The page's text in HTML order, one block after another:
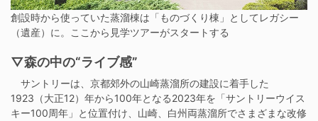
創設時から使っていた蒸溜棟は「ものづくり棟」としてレガシー
（遺産）に。ここから見学ツアーがスタートする
▽森の中の“ライブ感”
サントリーは、京都郊外の山崎蒸溜所の建設に着手した
1923（大正12）年から100年となる2023年を「サントリーウイス
キー100周年」と位置付け、山崎、白州両蒸溜所でさまざまな改修